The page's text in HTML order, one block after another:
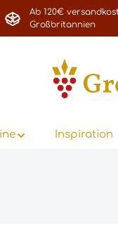
Ab 120€
Großbritannien
Inspiration